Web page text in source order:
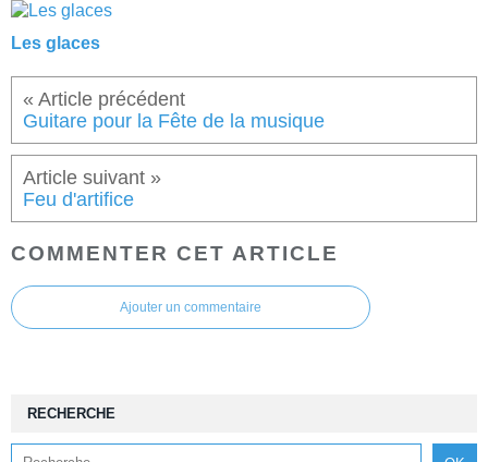
Les glaces
Guitare pour la Fête de la musique
Feu d'artifice
COMMENTER CET ARTICLE
Ajouter un commentaire
RECHERCHE